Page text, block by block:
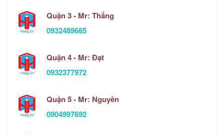
Quận 3 - Mr: Thắng
0932489685
Quận 4 - Mr: Đạt
0932377972
Quận 5 - Mr: Nguyên
0904997692